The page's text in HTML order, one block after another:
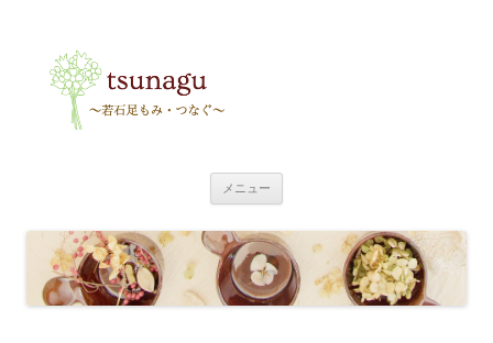
メニュー
ツ
へ
ス
キ
ッ